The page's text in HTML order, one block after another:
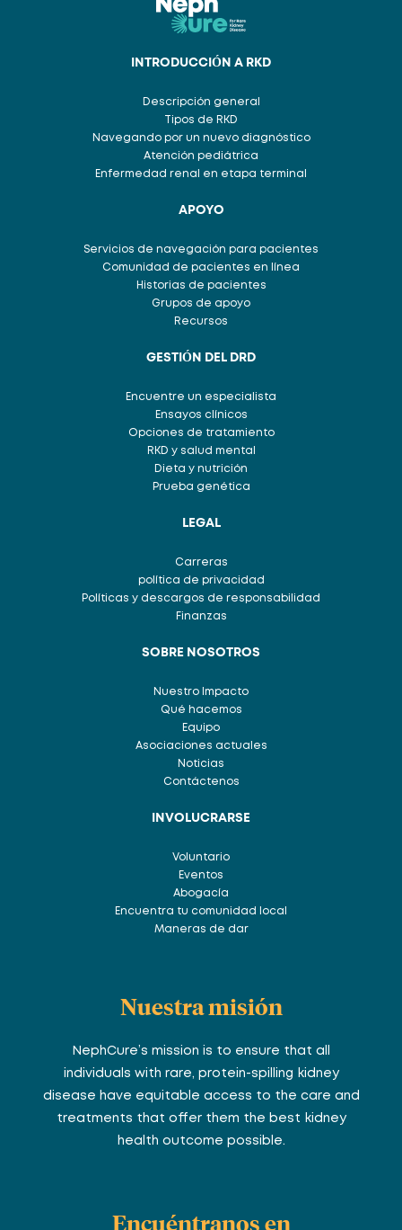
INTRODUCCIÓN A RKD
Descripción general
Tipos de RKD
Navegando por un nuevo diagnóstico
Atención pediátrica
Enfermedad renal en etapa terminal
APOYO
Servicios de navegación para pacientes
Comunidad de pacientes en línea
Historias de pacientes
Grupos de apoyo
Recursos
GESTIÓN DEL DRD
Encuentre un especialista
Ensayos clínicos
Opciones de tratamiento
RKD y salud mental
Dieta y nutrición
Prueba genética
LEGAL
Carreras
política de privacidad
Políticas y descargos de responsabilidad
Finanzas
SOBRE NOSOTROS
Nuestro Impacto
Qué hacemos
Equipo
Asociaciones actuales
Noticias
Contáctenos
INVOLUCRARSE
Voluntario
Eventos
Abogacía
Encuentra tu comunidad local
Maneras de dar
Nuestra misión
NephCure’s mission is to ensure that all
individuals with rare, protein-spilling kidney
disease have equitable access to the care and
treatments that offer them the best kidney
health outcome possible.
Encuéntranos en